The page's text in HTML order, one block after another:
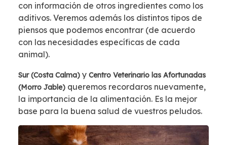
con información de otros ingredientes como los
aditivos. Veremos además los distintos tipos de
piensos que podemos encontrar (de acuerdo
con las necesidades específicas de cada
animal).
Sur (Costa Calma) y Centro Veterinario las Afortunadas
(Morro Jable) queremos recordaros nuevamente,
la importancia de la alimentación. Es la mejor
base para la buena salud de vuestros peludos.